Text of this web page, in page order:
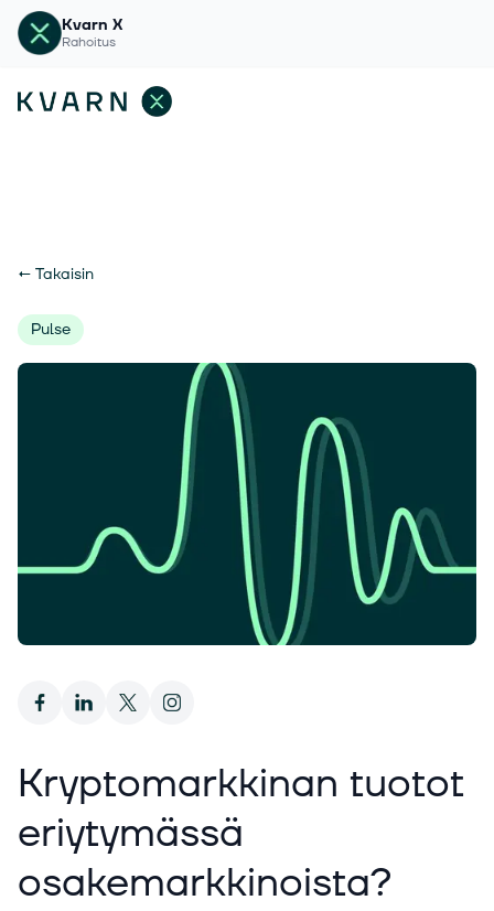
Kvarn X
Rahoitus
← Takaisin
Pulse
Kryptomarkkinan tuotot
eriytymässä
osakemarkkinoista?